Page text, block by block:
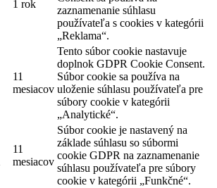
1 rok
zaznamenanie súhlasu
používateľa s cookies v kategórii
„Reklama“.
11
mesiacov
Tento súbor cookie nastavuje
doplnok GDPR Cookie Consent.
Súbor cookie sa používa na
uloženie súhlasu používateľa pre
súbory cookie v kategórii
„Analytické“.
11
mesiacov
Súbor cookie je nastavený na
základe súhlasu so súbormi
cookie GDPR na zaznamenanie
súhlasu používateľa pre súbory
cookie v kategórii „Funkčné“.